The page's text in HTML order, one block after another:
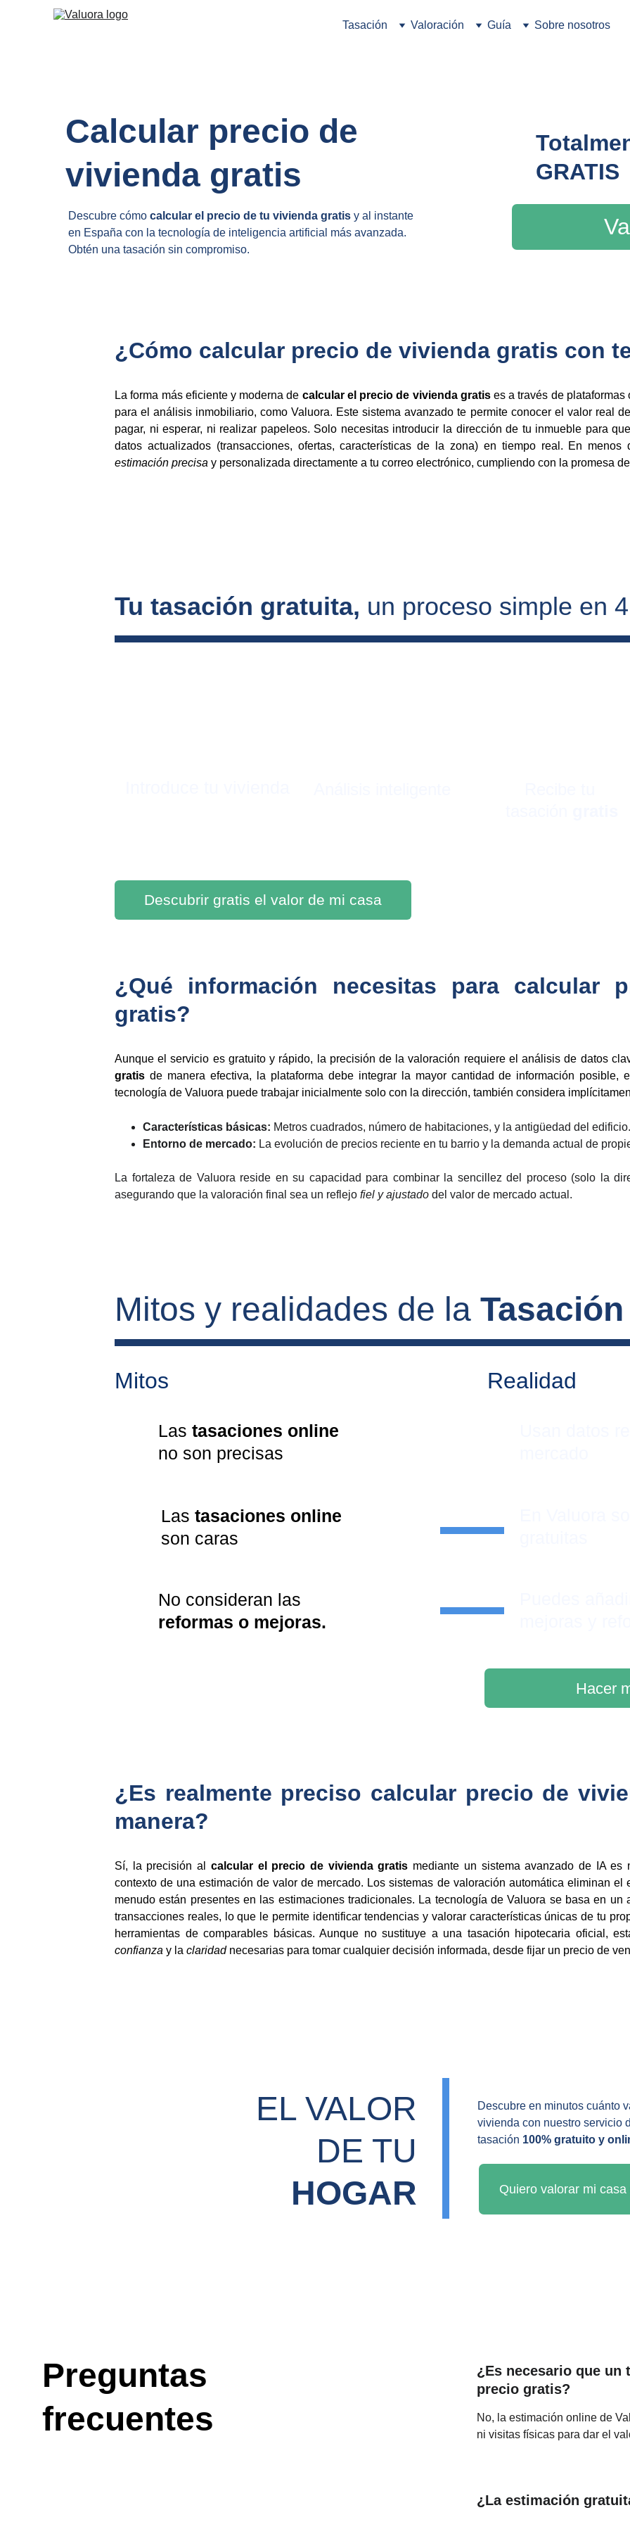
Tasación Valoración Guía Sobre nosotros
Calcular precio de
vivienda gratis
Descubre cómo calcular el precio de tu vivienda gratis y al instante
en España con la tecnología de inteligencia artificial más avanzada.
Obtén una tasación sin compromiso.
GRATIS
¿Cómo calcular precio de vivienda gratis con
La forma más eficiente y moderna de calcular el precio de vivienda gratises a través de plataformas
para el análisis inmobiliario, como Valuora. Este sistema avanzado te permite conocer el valor real
pagar, ni esperar, ni realizar papeleos. Solo necesitas introducir la dirección de tu inmueble para
datos actualizados (transacciones, ofertas, características de la zona) en tiempo real. En
estimación precisa y personalizada directamente a tu correo electrónico, cumpliendo con la promesa
Descubrir gratis el valor de mi casa
Tu tasación gratuita, un proceso simple en
¿Qué información necesitas para calcular
gratis?
Aunque el servicio es gratuito y rápido, la precisión de la valoración requiere el análisis de datos
gratis de manera efectiva, la plataforma debe integrar la mayor cantidad de información posible,
tecnología de Valuora puede trabajar inicialmente solo con la dirección, también considera
Características básicas: Metros cuadrados, número de habitaciones, y la antigüedad del edificio.
Entorno de mercado: La evolución de precios reciente en tu barrio y la demanda actual de
La fortaleza de Valuora reside en su capacidad para combinar la sencillez del proceso (solo la
asegurando que la valoración final sea un reflejofiel y ajustado del valor de mercado actual.
Hacer
Mitos y realidades de la
Mitos Realidad
Las tasaciones online
no son precisas
Las tasaciones online
son caras
No consideran las
reformas o mejoras.
¿Es realmente preciso calcular precio de
manera?
Sí, la precisión al calcular el precio de vivienda gratis mediante un sistema avanzado de IA es
contexto de una estimación de valor de mercado. Los sistemas de valoración automática eliminan el
menudo están presentes en las estimaciones tradicionales. La tecnología de Valuora se basa en
transacciones reales, lo que le permite identificar tendencias y valorar características únicas de tu
herramientas de comparables básicas. Aunque no sustituye a una tasación hipotecaria oficial,
confianza y laclaridadnecesarias para tomar cualquier decisión informada, desde fijar un precio de
EL VALOR
DE TU
HOGAR
Quiero valorar mi casa
Descubre en minutos cuánto
vivienda con nuestro servicio
tasación 100% gratuito y
Preguntas
frecuentes
¿Es necesario que un
precio gratis?
No, la estimación online de
ni visitas físicas para dar el
¿La estimación